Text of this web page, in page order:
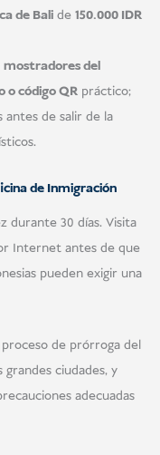
de Bali de 150.000 IDR
mostradores del
o código QR práctico;
de salir de la
de Inmigración
durante 30 días. Visita
Internet antes de que
pueden exigir una
de prórroga del
grandes ciudades, y
adecuadas